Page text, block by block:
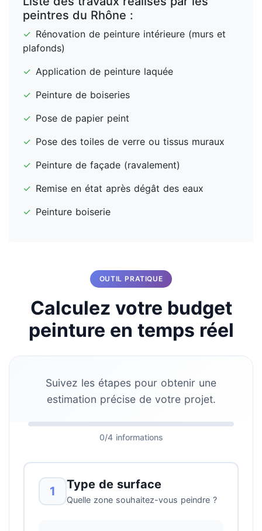
peintres du Rhône :
✓ Rénovation de peinture intérieure (murs et
plafonds)
✓ Application de peinture laquée
✓ Peinture de boiseries
✓ Pose de papier peint
✓ Pose des toiles de verre ou tissus muraux
✓ Peinture de façade (ravalement)
✓ Remise en état après dégât des eaux
✓ Peinture boiserie
OUTIL PRATIQUE
Calculez votre budget
peinture en temps réel
Suivez les étapes pour obtenir une
estimation précise de votre projet.
0/4 informations
1 Type de surface
Quelle zone souhaitez-vous peindre ?